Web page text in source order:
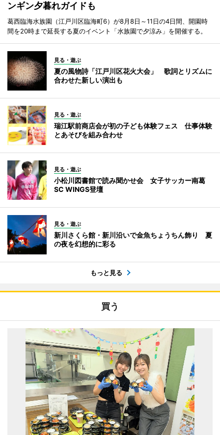
ンギン夕暮れガイドも
葛西臨海水族園（江戸川区臨海町6）が8月8日～11日の4日間、開園時
間を20時まで延長する夏のイベント「水族園で夕涼み」を開催する。
見る・遊ぶ
夏の風物詩「江戸川区花火大会」 歌詞とリズムに
合わせた新しい演出も
見る・遊ぶ
瑞江駅前商店会が初の子ども体験フェス 仕事体験
とあそびを組み合わせ
見る・遊ぶ
小松川図書館で読み聞かせ会 女子サッカー南葛
SC WINGS登壇
見る・遊ぶ
新川さくら館・新川沿いで金魚ちょうちん飾り 夏
の夜を幻想的に彩る
もっと見る
買う